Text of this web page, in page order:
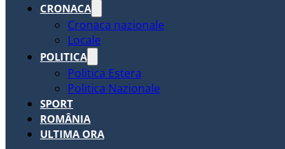
CRONACA
Cronaca nazionale
Locale
POLITICA
Politica Estera
Politica Nazionale
SPORT
ROMÂNIA
ULTIMA ORA